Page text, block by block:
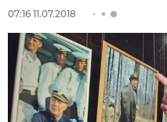
07:16 11.07.2018